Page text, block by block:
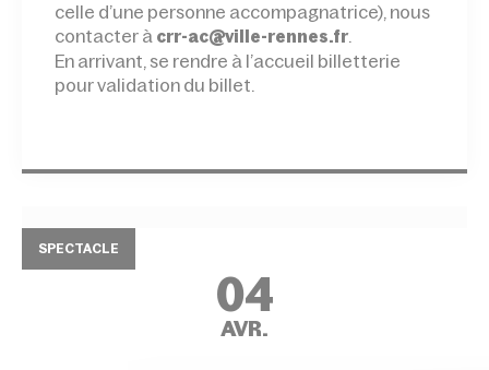
celle d’une personne accompagnatrice), nous
contacter à crr-ac@ville-rennes.fr
En arrivant, se rendre à l’accueil billetterie
pour validation du billet.
SPECTACLE
04
AVR.